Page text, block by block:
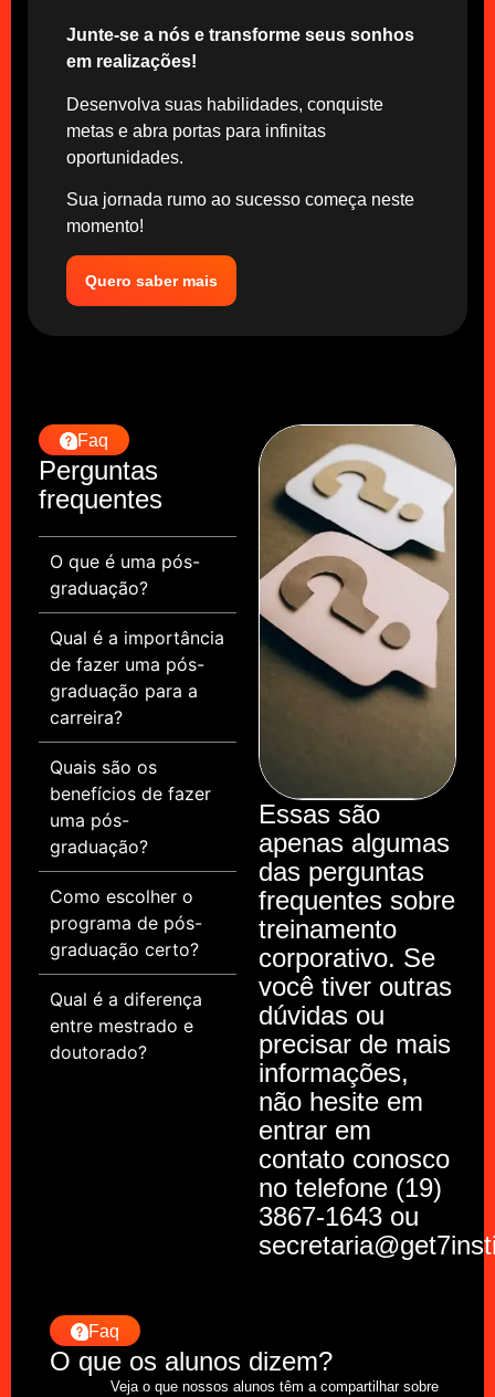
Junte-se a nós e transforme seus sonhos
em realizações!
Desenvolva suas habilidades, conquiste
metas e abra portas para infinitas
oportunidades.
Sua jornada rumo ao sucesso começa neste
momento!
Quero saber mais
Faq
Perguntas
frequentes
O que é uma pós-
graduação?
Qual é a importância
de fazer uma pós-
graduação para a
carreira?
Quais são os
benefícios de fazer
uma pós-
graduação?
Como escolher o
programa de pós-
graduação certo?
Qual é a diferença
entre mestrado e
doutorado?
Essas são
apenas algumas
das perguntas
frequentes sobre
treinamento
corporativo. Se
você tiver outras
dúvidas ou
precisar de mais
informações,
não hesite em
entrar em
contato conosco
no telefone (19)
3867-1643 ou
Faq
O que os alunos dizem?
Veja o que nossos alunos têm a compartilhar sobre